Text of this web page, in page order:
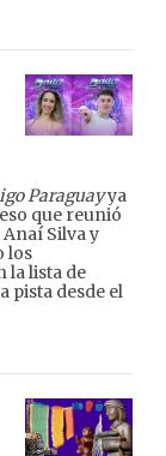
Paraguayya
que reunió
Anaí Silva y
los
la lista de
pista desde el